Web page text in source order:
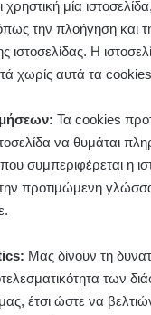
μία
όπως την πλοήγηση και
ιστοσελίδας. Η
χωρίς αυτά τα
Τα cookies
να θυμάται
συμπεριφέρεται η
προτιμώμενη
Μας δίνουν τη
των
έτσι ώστε να